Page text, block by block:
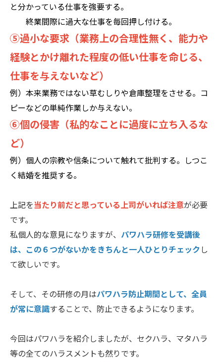
と分かっている仕事を強要する。
終業間際に過大な仕事を毎回押し付ける。
⑤過小な要求（業務上の合理性無く、能力や
経験とかけ離れた程度の低い仕事を命じる、
仕事を与えないなど）
例） 本来業務ではない草むしりや倉庫整理をさせる。コ
ピーなどの単純作業しか与えない。
⑥個の侵害（私的なことに過度に立ち入るな
ど）
例）個人の宗教や信条について触れて批判する。しつこ
く結婚を推奨する。
上記を当たり前だと思っている上司がいれば注意が必要
です。
私個人的な意見になりますが、 パワハラ研修を受講後
は、この６つがないかをきちんと一人ひとりチェックし
て欲しいです。
そして、その研修の月はパワハラ防止期間として、全員
が常に意識することで、防止できるようになります。
今回はパワハラを紹介しましたが、セクハラ、マタハラ
等の全てのハラスメントも然りです。